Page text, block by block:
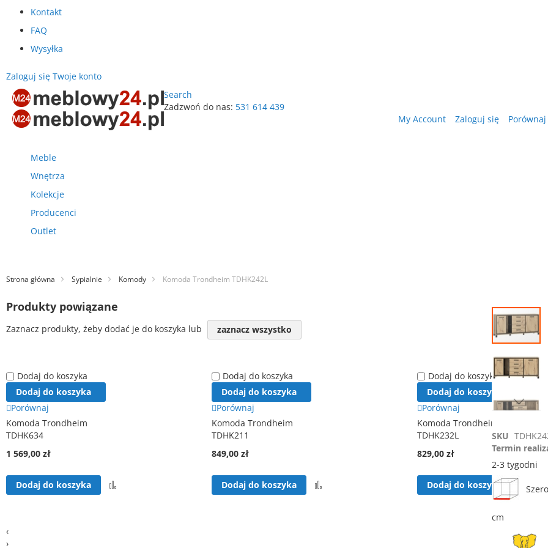
Kontakt
FAQ
Wysyłka
Zaloguj się Twoje konto
Search
Zadzwoń do nas: 531 614 439
My Account
Zaloguj się Porównaj
Meble
Wnętrza
Kolekcje
Producenci
Outlet
Strona główna Sypialnie Komody Komoda Trondheim TDHK242L
Przejdź
na
koniec
galerii
na
początek
galerii
SKU
Termin
2-3 tygodni
cm
Produkty powiązane
Zaznacz produkty, żeby dodać je do koszyka lub zaznacz wszystko
Dodaj do koszyka
Dodaj do koszyka
Porównaj
Komoda Trondheim
TDHK634
1 569,00 zł
Dodaj do koszyka
Dodaj do koszyka
Dodaj do koszyka
Porównaj
Komoda Trondheim
TDHK211
849,00 zł
Dodaj do koszyka
Dodaj do koszyka
Dodaj do koszyka
Porównaj
Komoda Trondheim
TDHK232L
829,00 zł
Dodaj do koszyka
‹
›